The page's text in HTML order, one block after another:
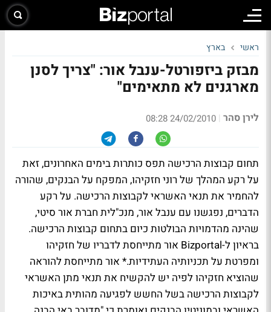
ראשי בארץ
מבזק ביזפורטל-ענבל אור: "צריך לסנן
מארגנים לא מתאימים"
לירן סהר |
24/02/2010 08:28
תחום קבוצות הרכישה תפס כותרות בימים האחרונים, זאת
על רקע המהלך של רוני חזקיהו, המפקח על הבנקים, שהורה
להחמיר את תנאי האשראי לקבוצות הרכישה. על רקע
הדברים, נפגשנו עם ענבל אור, מנכ"לית חברת אור סיטי,
שהינה מהדמויות הבולטות כיום בתחום קבוצות הרכישה.
בראיון ל-Bizportal אור מתייחסת לדבריו של חזקיהו
ומפרטת על תכניותיה העתידיות.* אור מתייחסת להוראה
שהוציא חזקיהו לפיה יש להקשיח את תנאי מתן האשראי
לקבוצות הרכישה בשל החשש לפגיעה מהותית באיכות